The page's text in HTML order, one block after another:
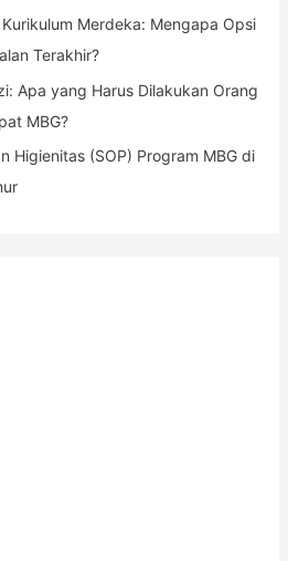
Merdeka: Mengapa Opsi
Terakhir?
Apa yang Harus Dilakukan Orang
MBG?
Higienitas (SOP) Program MBG di